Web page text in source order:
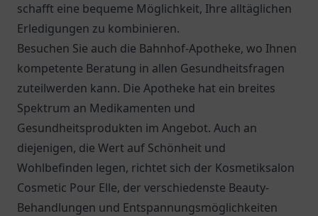
schafft eine bequeme Möglichkeit, Ihre alltäglichen
Erledigungen zu kombinieren.
Besuchen Sie auch die Bahnhof-Apotheke, wo Ihnen
kompetente Beratung in allen Gesundheitsfragen
zuteilwerden kann. Die Apotheke hat ein breites
Spektrum an Medikamenten und
Gesundheitsprodukten im Angebot. Auch an
diejenigen, die Wert auf Schönheit und
Wohlbefinden legen, richtet sich der Kosmetiksalon
Cosmetic Pour Elle, der verschiedenste Beauty-
Behandlungen und Entspannungsmöglichkeiten